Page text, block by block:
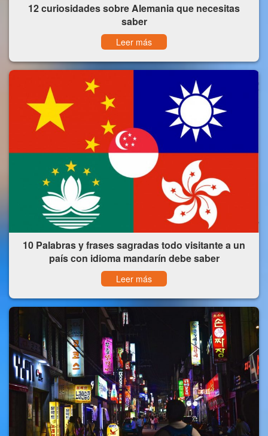
12 curiosidades sobre Alemania que necesitas
saber
Leer más
10 Palabras y frases sagradas todo visitante a un
país con idioma mandarín debe saber
Leer más